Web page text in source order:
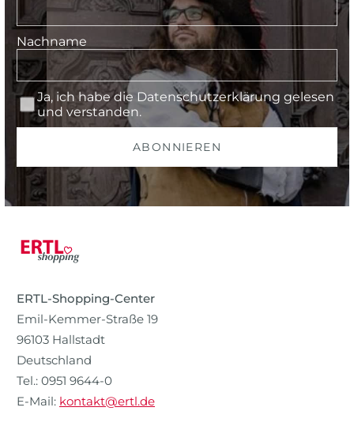
Nachname
Ja, ich habe die Datenschutzerklärung gelesen
und verstanden.
ABONNIEREN
ERTL-Shopping-Center
Emil-Kemmer-Straße 19
96103 Hallstadt
Deutschland
Tel.: 0951 9644-0
E-Mail: kontakt@ertl.de